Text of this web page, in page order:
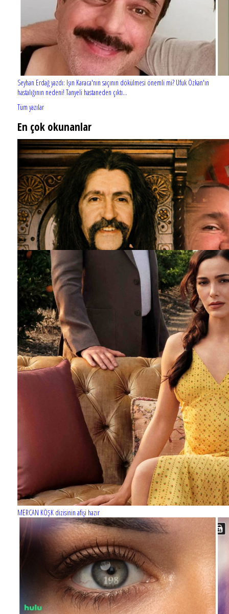
Seyhan Erdağ yazdı: Işın Karaca'nın saçının dökülmesi önemli mi? Ufuk Özkan'ın
hastalığının nedeni! Tanyeli hastaneden çıktı...
Tüm yazılar
En çok okunanlar
Barış Manço'nun mirasçıları mahkemede!
MERCAN KÖŞK dizisinin afişi hazır